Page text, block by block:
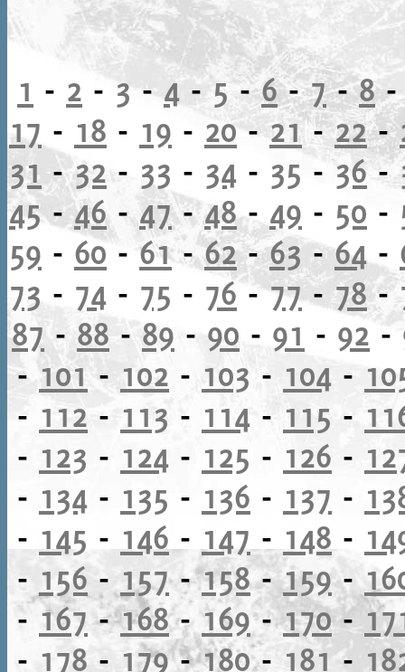
1 - 2 -3- 4 -5-6-7-8
17 - 18 - 19 - 20-21-22-
31 -32- 33 - 34 - 35 -36-
45-46-47-48- 49 - 50 -
59 - 60- 61-62-63-64-
73 - 74 - 75 - 76-77-78-
87 -88-89 - 90 - 91 - 92-
-101- 102 - 103 - 104 -
- 112 - 113 - 114 - 115 -
- 123 - 124 - 125 - 126 -
- 134 - 135 - 136 - 137 -
- 145 - 146 - 147 - 148 -
- 156 - 157-158-159-
- 167-168-169-170-
- 178 - 179-180- 181-